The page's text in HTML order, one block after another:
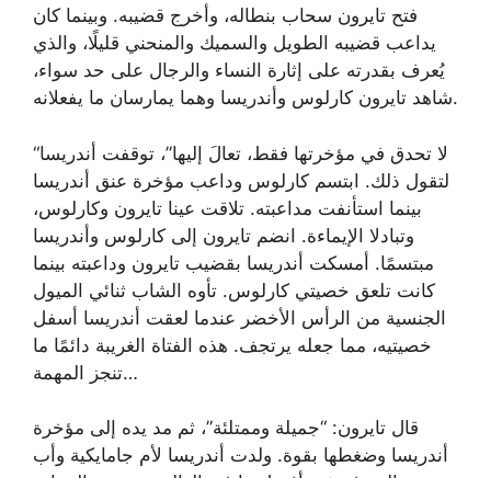
فتح تايرون سحاب بنطاله، وأخرج قضيبه. وبينما كان
يداعب قضيبه الطويل والسميك والمنحني قليلًا، والذي
يُعرف بقدرته على إثارة النساء والرجال على حد سواء،
شاهد تايرون كارلوس وأندريسا وهما يمارسان ما يفعلانه.
“لا تحدق في مؤخرتها فقط، تعالَ إليها”، توقفت أندريسا
لتقول ذلك. ابتسم كارلوس وداعب مؤخرة عنق أندريسا
بينما استأنفت مداعبته. تلاقت عينا تايرون وكارلوس،
وتبادلا الإيماءة. انضم تايرون إلى كارلوس وأندريسا
مبتسمًا. أمسكت أندريسا بقضيب تايرون وداعبته بينما
كانت تلعق خصيتي كارلوس. تأوه الشاب ثنائي الميول
الجنسية من الرأس الأخضر عندما لعقت أندريسا أسفل
خصيتيه، مما جعله يرتجف. هذه الفتاة الغريبة دائمًا ما
تنجز المهمة…
قال تايرون: “جميلة وممتلئة”، ثم مد يده إلى مؤخرة
أندريسا وضغطها بقوة. ولدت أندريسا لأم جامايكية وأب